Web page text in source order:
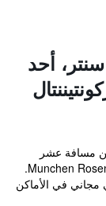
أحد
مسافة عشر
دقائق مشياً على الاقدام من Munchen Rosenheimer Platz Station.
مجاني في الأماكن